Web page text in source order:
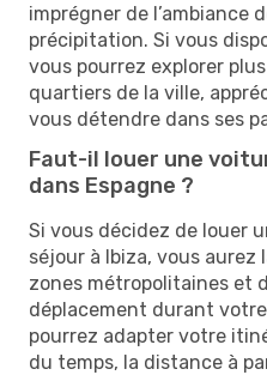
imprégner de l’ambiance
précipitation. Si vous
vous pourrez explorer
quartiers de la ville,
vous détendre dans ses
Faut-il louer une
dans Espagne ?
Si vous décidez de louer
séjour à Ibiza, vous
zones métropolitaines et
déplacement durant
pourrez adapter votre
du temps, la distance à